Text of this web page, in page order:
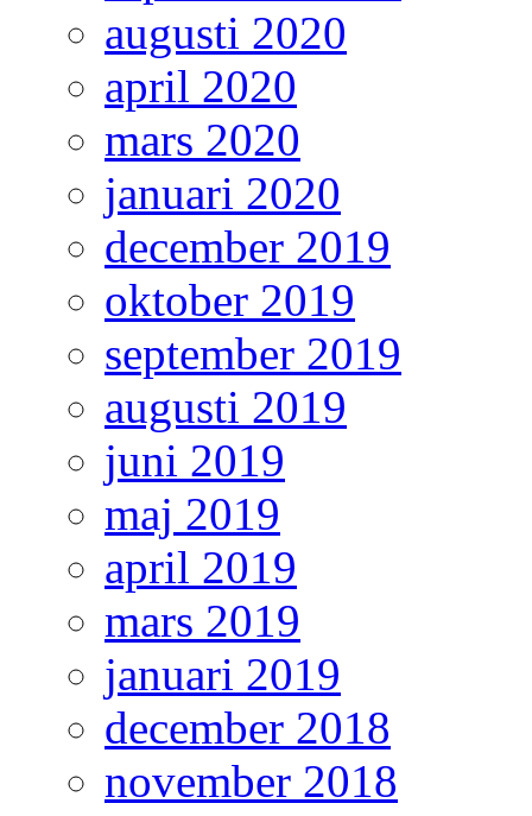
augusti 2020
april 2020
mars 2020
januari 2020
december 2019
oktober 2019
september 2019
augusti 2019
juni 2019
maj 2019
april 2019
mars 2019
januari 2019
december 2018
november 2018